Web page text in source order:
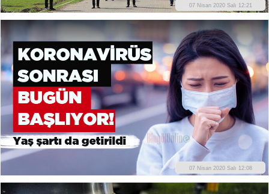
07 Nisan 2020 Salı 12:21
07 Nisan 2020 Salı 12:08